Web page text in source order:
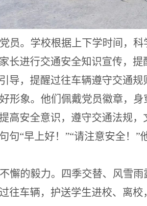
员。学校根据上下学时间，科
长进行交通安全知识宣传，
导，提醒过往车辆遵守交通
形象。他们佩戴党员徽章，
高安全意识，遵守交通法规
句“早上好！”“请注意安全！
懈的毅力。四季交替、风雪
往车辆，护送学生进校、离